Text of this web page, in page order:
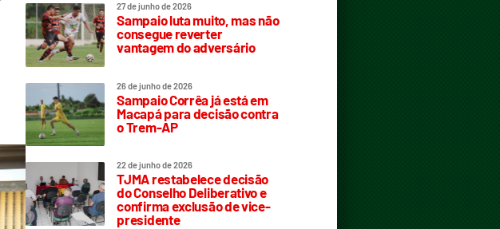
27 de junho de 2026
Sampaio luta muito, mas não
consegue reverter
vantagem do adversário
26 de junho de 2026
Sampaio Corrêa já está em
Macapá para decisão contra
o Trem-AP
22 de junho de 2026
TJMA restabelece decisão
do Conselho Deliberativo e
confirma exclusão de vice-
presidente